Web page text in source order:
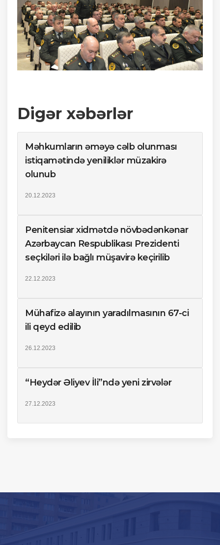
Digər xəbərlər
Məhkumların əməyə cəlb olunması
istiqamətində yeniliklər müzakirə
olunub
20.12.2023
Penitensiar xidmətdə növbədənkənar
Azərbaycan Respublikası Prezidenti
seçkiləri ilə bağlı müşavirə keçirilib
22.12.2023
Mühafizə alayının yaradılmasının 67-ci
ili qeyd edilib
26.12.2023
“Heydər Əliyev İli”ndə yeni zirvələr
27.12.2023